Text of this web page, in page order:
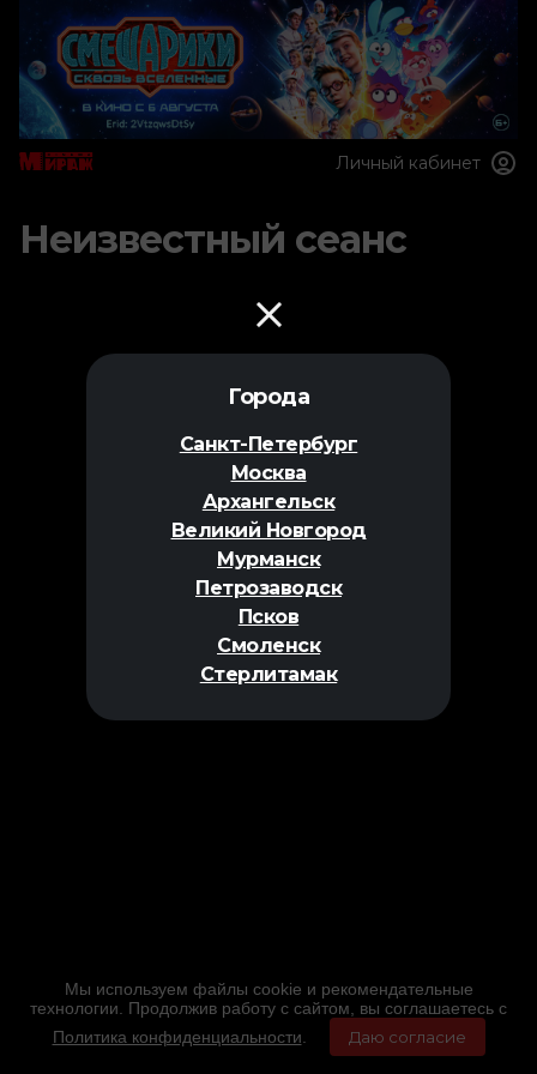
Города
Санкт-Петербург
Москва
Архангельск
Великий Новгород
Мурманск
Петрозаводск
Псков
Смоленск
Стерлитамак
Личный кабинет
Неизвестный сеанс
Мы используем файлы cookie и рекомендательные
технологии. Продолжив работу с сайтом, вы соглашаетесь с
Политика конфиденциальности
Даю согласие